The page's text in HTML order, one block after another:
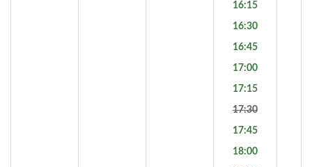
16:15
16:30
16:45
17:00
17:15
17:30
17:45
18:00